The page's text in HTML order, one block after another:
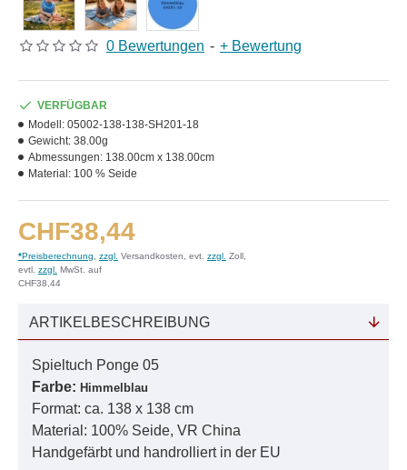
0 Bewertungen - + Bewertung
CHF38,44
*Preisberechnung zzgl. Versandkosten, evt. zzgl. Zoll,
evtl. zzgl. MwSt. auf
CHF38,44
VERFÜGBAR
Modell: 05002-138-138-SH201-18
Gewicht: 38.00g
Abmessungen: 138.00cm x 138.00cm
Material: 100 % Seide
ARTIKELBESCHREIBUNG
Spieltuch Ponge 05
Farbe: Himmelblau
Format: ca. 138 x 138 cm
Material: 100% Seide, VR China
Handgefärbt und handrolliert in der EU